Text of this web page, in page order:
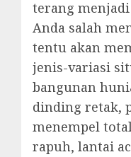
terang
Anda salah
tentu akan
jenis-variasi
bangunan
dinding retak,
menempel
rapuh, lantai